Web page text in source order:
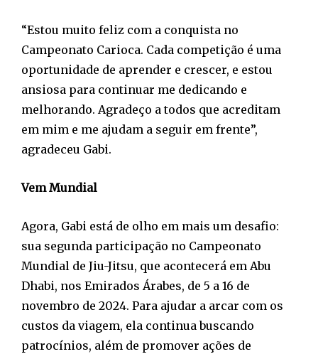
“Estou muito feliz com a conquista no
Campeonato Carioca. Cada competição é uma
oportunidade de aprender e crescer, e estou
ansiosa para continuar me dedicando e
melhorando. Agradeço a todos que acreditam
em mim e me ajudam a seguir em frente”,
agradeceu Gabi.
Vem Mundial
Agora, Gabi está de olho em mais um desafio:
sua segunda participação no Campeonato
Mundial de Jiu-Jitsu, que acontecerá em Abu
Dhabi, nos Emirados Árabes, de 5 a 16 de
novembro de 2024. Para ajudar a arcar com os
custos da viagem, ela continua buscando
patrocínios, além de promover ações de